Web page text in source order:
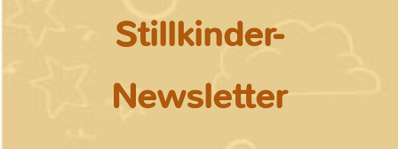
Stillkinder-
Newsletter